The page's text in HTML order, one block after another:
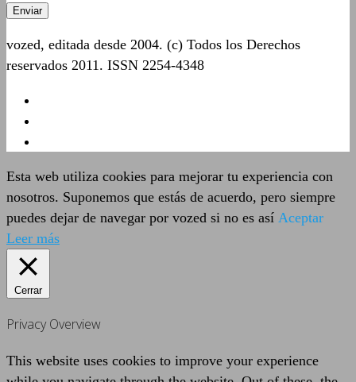
vozed, editada desde 2004. (c) Todos los Derechos
reservados 2011. ISSN 2254-4348
Esta web utiliza cookies para mejorar tu experiencia con
nosotros. Suponemos que estás de acuerdo, pero siempre
puedes dejar de navegar por vozed si no es así Aceptar
Leer más
Cerrar
Privacy Overview
This website uses cookies to improve your experience